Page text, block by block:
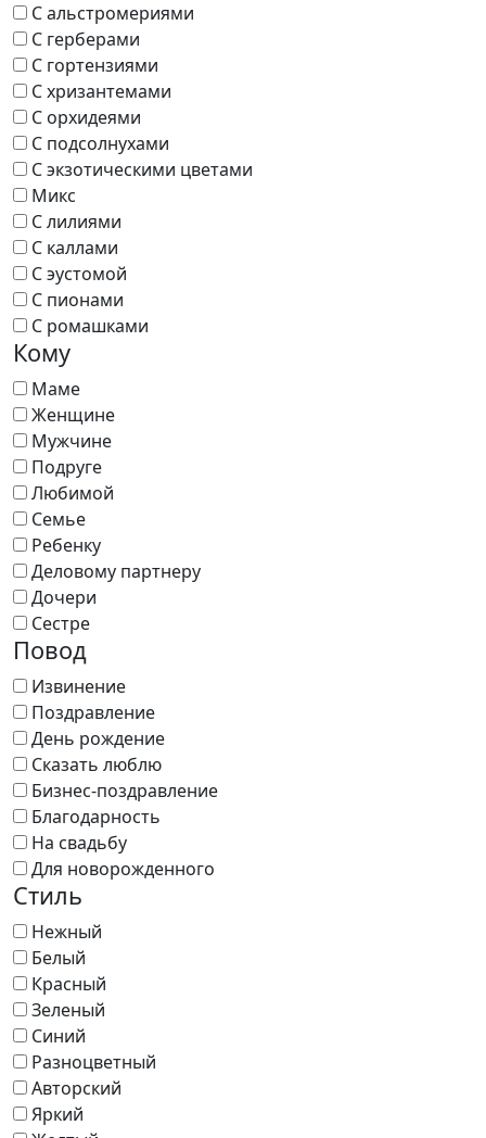
С альстромериями
С герберами
С гортензиями
С хризантемами
С орхидеями
С подсолнухами
С экзотическими цветами
Микс
С лилиями
С каллами
С эустомой
С пионами
С ромашками
Кому
Маме
Женщине
Мужчине
Подруге
Любимой
Семье
Ребенку
Деловому партнеру
Дочери
Сестре
Повод
Извинение
Поздравление
День рождение
Сказать люблю
Бизнес-поздравление
Благодарность
На свадьбу
Для новорожденного
Стиль
Нежный
Белый
Красный
Зеленый
Синий
Разноцветный
Авторский
Яркий